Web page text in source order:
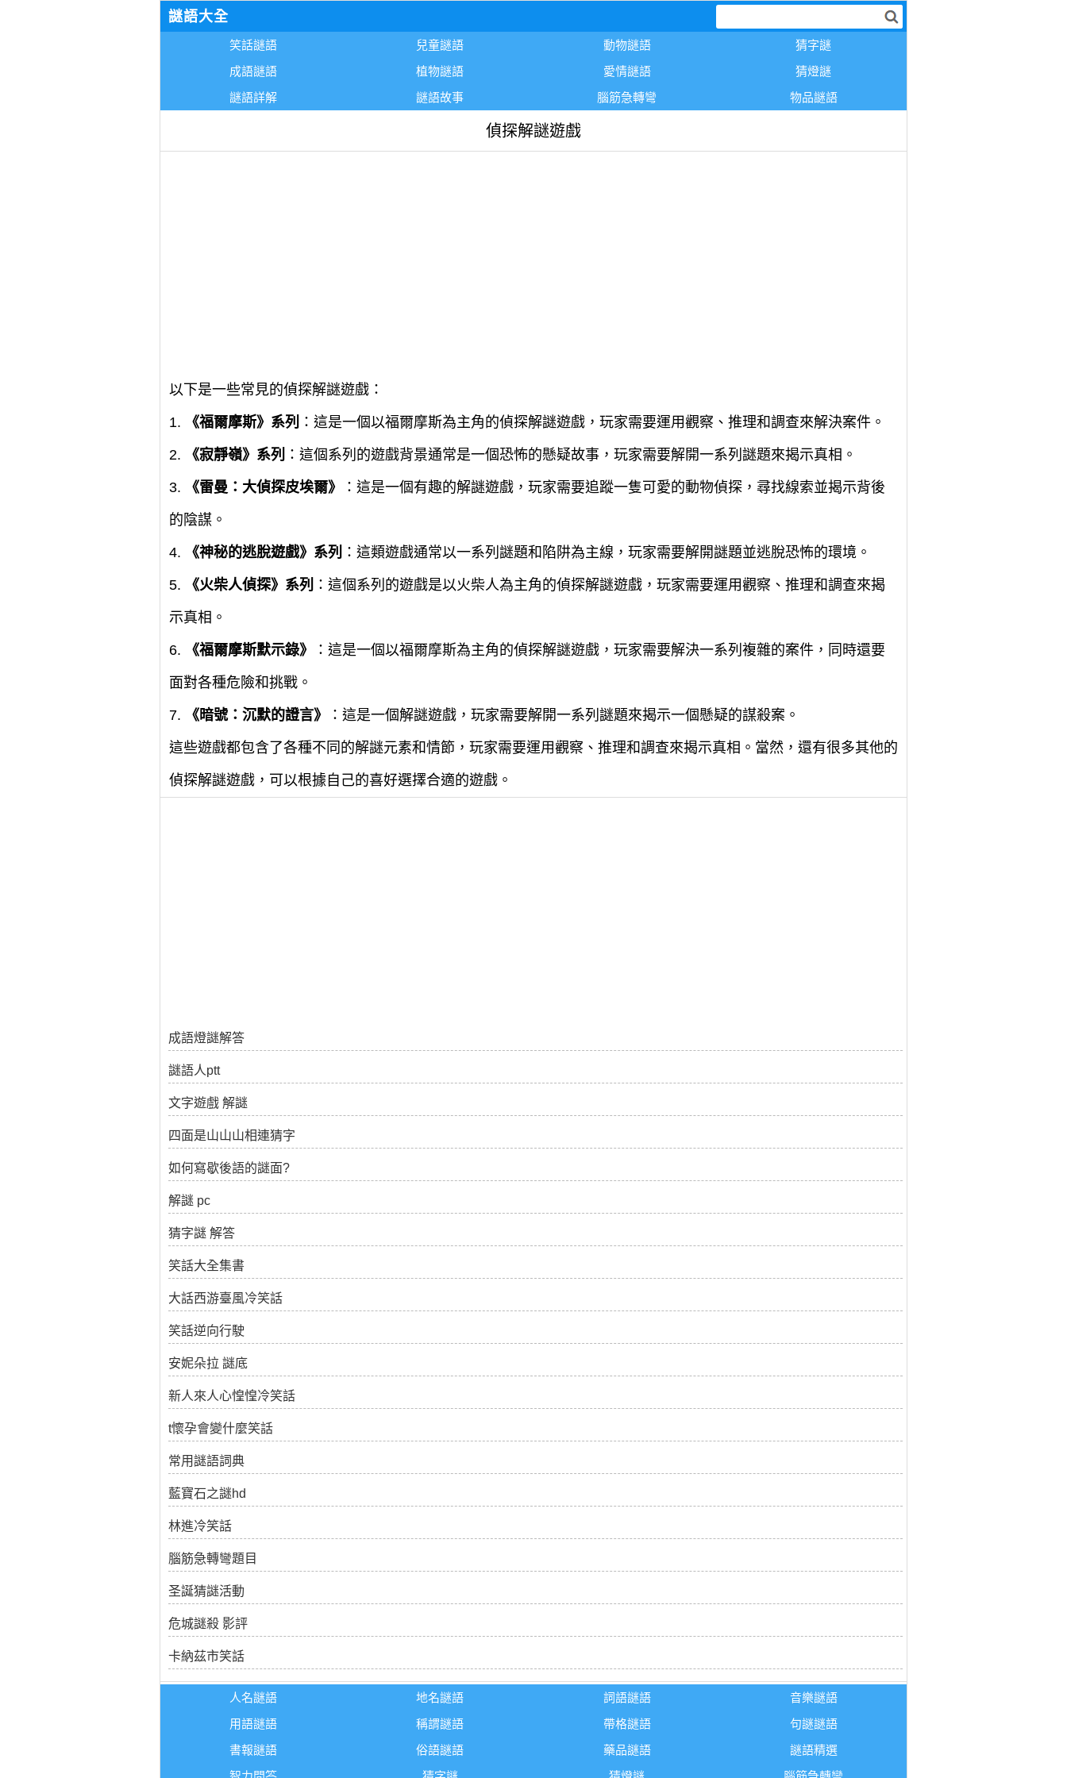
謎語大全
笑話謎語 兒童謎語 動物謎語
猜字謎
成語謎語
植物謎語 愛情謎語
猜燈謎
謎語詳解
謎語故事 腦筋急轉彎 物品謎語
偵探解謎遊戲
以下是一些常見的偵探解謎遊戲：
1. 《福爾摩斯》系列 ：這是一個以福爾摩斯為主角的偵探解謎遊戲，玩家需要運用觀察、推理和調查來解決案件。
2. 《寂靜嶺》系列 ：這個系列的遊戲背景通常是一個恐怖的懸疑故事，玩家需要解開一系列謎題來揭示真相。
3. 《雷曼：大偵探皮埃爾》 ：這是一個有趣的解謎遊戲，玩家需要追蹤一隻可愛的動物偵探，尋找線索並揭示背後
的陰謀。
4. 《神秘的逃脫遊戲》系列 ：這類遊戲通常以一系列謎題和陷阱為主線，玩家需要解開謎題並逃脫恐怖的環境。
5. 《火柴人偵探》系列 ：這個系列的遊戲是以火柴人為主角的偵探解謎遊戲，玩家需要運用觀察、推理和調查來揭
示真相。
6. 《福爾摩斯默示錄》 ：這是一個以福爾摩斯為主角的偵探解謎遊戲，玩家需要解決一系列複雜的案件，同時還要
面對各種危險和挑戰。
7. 《暗號：沉默的證言》 ：這是一個解謎遊戲，玩家需要解開一系列謎題來揭示一個懸疑的謀殺案。
這些遊戲都包含了各種不同的解謎元素和情節，玩家需要運用觀察、推理和調查來揭示真相。當然，還有很多其他的
偵探解謎遊戲，可以根據自己的喜好選擇合適的遊戲。
成語燈謎解答
謎語人ptt
文字遊戲 解謎
四面是山山山相連猜字
如何寫歇後語的謎面?
解謎 pc
猜字謎 解答
笑話大全集書
大話西游臺風冷笑話
笑話逆向行駛
安妮朵拉 謎底
新人來人心惶惶冷笑話
t懷孕會變什麼笑話
常用謎語詞典
藍寶石之謎hd
林進冷笑話
腦筋急轉彎題目
圣誕猜謎活動
危城謎殺 影評
卡納茲市笑話
人名謎語 地名謎語 詞語謎語
音樂謎語
用語謎語
稱謂謎語 帶格謎語
句謎謎語
書報謎語
俗語謎語 藥品謎語
謎語精選